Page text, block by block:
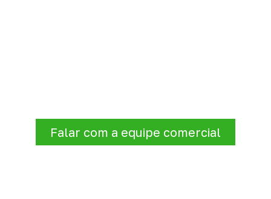
Falar com a equipe comercial